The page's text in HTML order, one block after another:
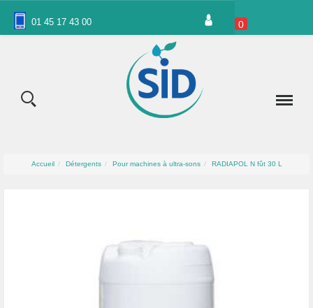
01 45 17 43 00 0
Accueil Détergents Pour machines à ultra-sons RADIAPOL N fût 30 L